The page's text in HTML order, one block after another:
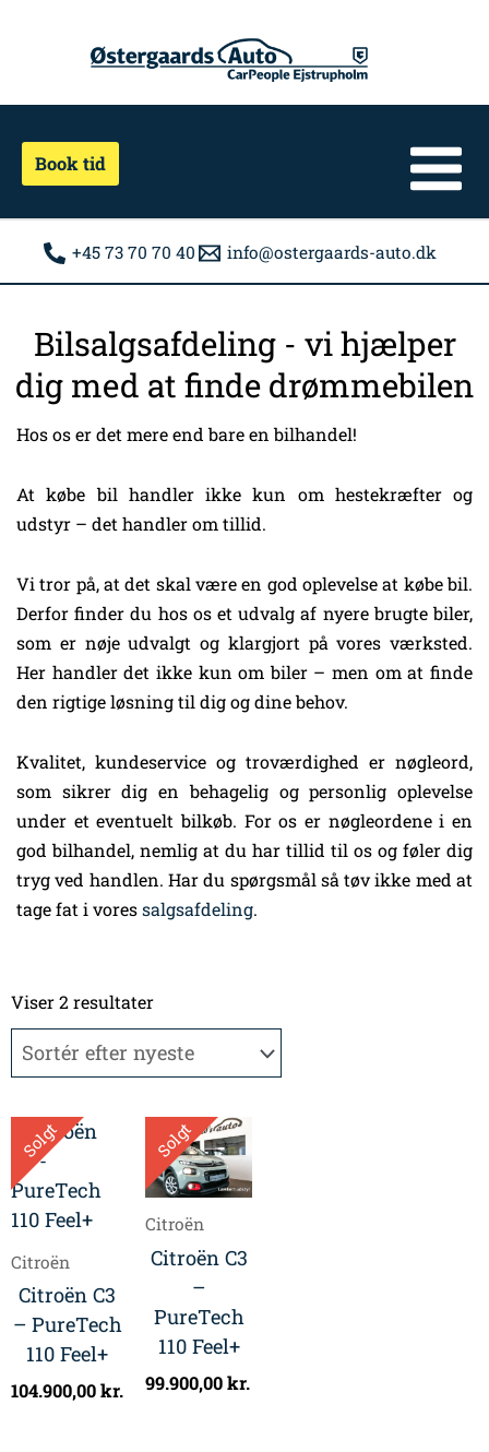
Book tid
+45 73 70 70 40 info@ostergaards-auto.dk
Bilsalgsafdeling - vi hjælper
dig med at finde drømmebilen
Hos os er det mere end bare en bilhandel!
At købe bil handler ikke kun om hestekræfter og
udstyr – det handler om tillid.
Vi tror på, at det skal være en god oplevelse at købe bil.
Derfor finder du hos os et udvalg af nyere brugte biler,
som er nøje udvalgt og klargjort på vores værksted.
Her handler det ikke kun om biler – men om at finde
den rigtige løsning til dig og dine behov.
Kvalitet, kundeservice og troværdighed er nøgleord,
som sikrer dig en behagelig og personlig oplevelse
under et eventuelt bilkøb. For os er nøgleordene i en
god bilhandel, nemlig at du har tillid til os og føler dig
tryg ved handlen. Har du spørgsmål så tøv ikke med at
tage fat i voressalgsafdeling.
Viser 2 resultaterefter
Solgt
Citroën
Citroën C3
– PureTech
110 Feel+
104.900,00kr.
Solgt
Citroën
Citroën C3
–
PureTech
110 Feel+
99.900,00kr.